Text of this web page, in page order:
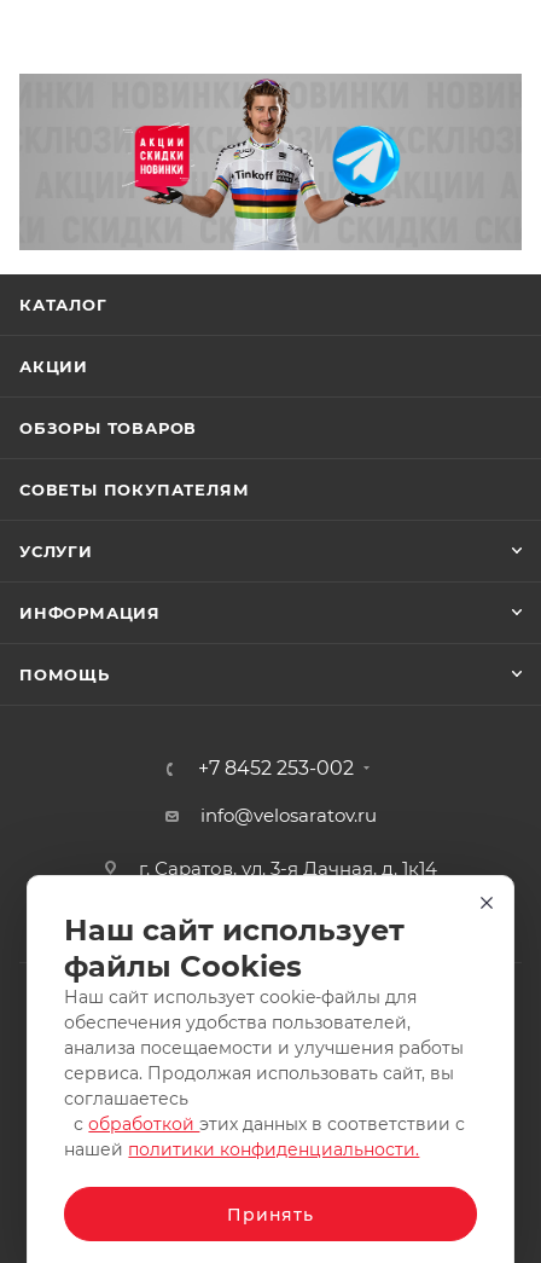
КАТАЛОГ
АКЦИИ
ОБЗОРЫ ТОВАРОВ
СОВЕТЫ ПОКУПАТЕЛЯМ
УСЛУГИ
ИНФОРМАЦИЯ
ПОМОЩЬ
+7 8452 253-002
info@velosaratov.ru
г. Саратов, ул. 3-я Дачная, д. 1к14
2011-2026 © интернет-магазин спортивных товаров
ВелоСаратов. Не является публичной офертой. Все права
защищены. Заимствование материалов и фотографий
запрещено.
Наш сайт использует
файлы Cookies
Наш сайт использует cookie-файлы для
обеспечения удобства пользователей,
анализа посещаемости и улучшения работы
сервиса. Продолжая использовать сайт, вы
соглашаетесь
собработкойэтих данных в соответствии с
нашей политики конфиденциальности.
Принять